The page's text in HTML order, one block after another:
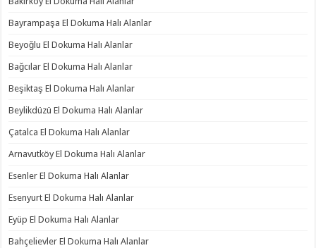
Bayrampaşa El Dokuma Halı Alanlar
Beyoğlu El Dokuma Halı Alanlar
Bağcılar El Dokuma Halı Alanlar
Beşiktaş El Dokuma Halı Alanlar
Beylikdüzü El Dokuma Halı Alanlar
Çatalca El Dokuma Halı Alanlar
Arnavutköy El Dokuma Halı Alanlar
Esenler El Dokuma Halı Alanlar
Esenyurt El Dokuma Halı Alanlar
Eyüp El Dokuma Halı Alanlar
Bahçelievler El Dokuma Halı Alanlar